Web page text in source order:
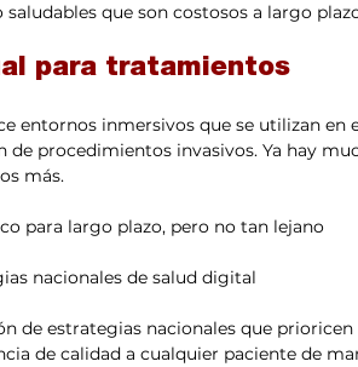
que son costosos a largo
para tratamientos
entornos inmersivos que se utilizan
de procedimientos invasivos. Ya hay
más.
para largo plazo, pero no tan lejano
nacionales de salud digital
de estrategias nacionales que
de calidad a cualquier paciente de